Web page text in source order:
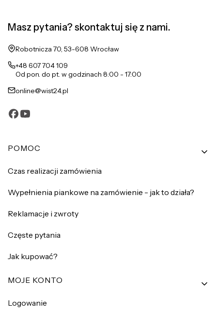
Masz pytania? skontaktuj się z nami.
Adres:
Robotnicza 70, 53-608 Wrocław
+48 607 704 109
Od pon. do pt. w godzinach 8:00 - 17:00
online@wist24.pl
Linki w stopce
POMOC
Czas realizacji zamówienia
Wypełnienia piankowe na zamówienie - jak to działa?
Reklamacje i zwroty
Częste pytania
Jak kupować?
MOJE KONTO
Logowanie